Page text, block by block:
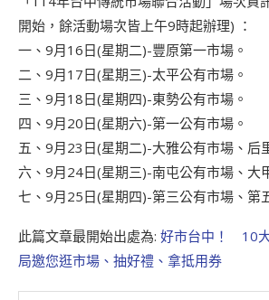
開始，餘活動場次皆上午9時起辦理) ：
一、9月16日(星期二)-豐原第一市場。
二、9月17日(星期三)-太平公有市場。
三、9月18日(星期四)-東勢公有市場。
四、9月20日(星期六)-第一公有市場。
五、9月23日(星期二)-大雅公有市場、后
六、9月24日(星期三)-南屯公有市場、大
七、9月25日(星期四)-第三公有市場、第
此篇文章最開始出處為: 好市台中！ 10
局邀您逛市場、抽好禮、拿抵用券